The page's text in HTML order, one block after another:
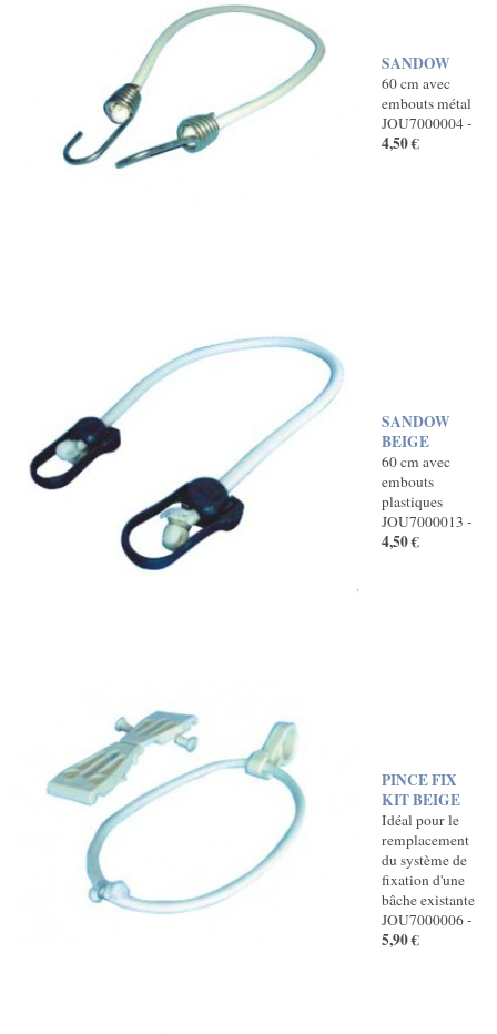
SANDOW
60 cm avec
embouts métal
JOU7000004 -
4,50 €
SANDOW
BEIGE
60 cm avec
embouts
plastiques
JOU7000013 -
4,50 €
PINCE FIX
KIT BEIGE
Idéal pour le
remplacement
du système de
fixation d'une
bâche existante
JOU7000006 -
5,90 €